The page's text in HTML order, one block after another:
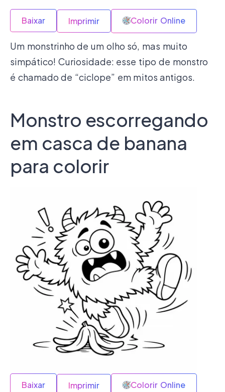
Baixar Imprimir Colorir Online
Um monstrinho de um olho só, mas muito
simpático! Curiosidade: esse tipo de monstro
é chamado de “ciclope” em mitos antigos.
Monstro escorregando
em casca de banana
para colorir
Baixar Imprimir Colorir Online